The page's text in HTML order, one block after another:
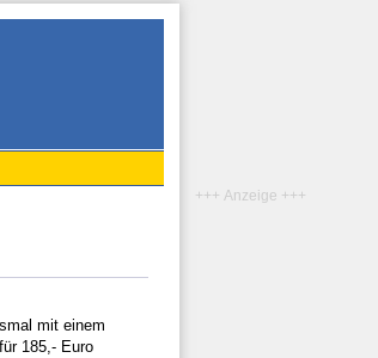
mit einem
185,- Euro
+++ Anzeige +++